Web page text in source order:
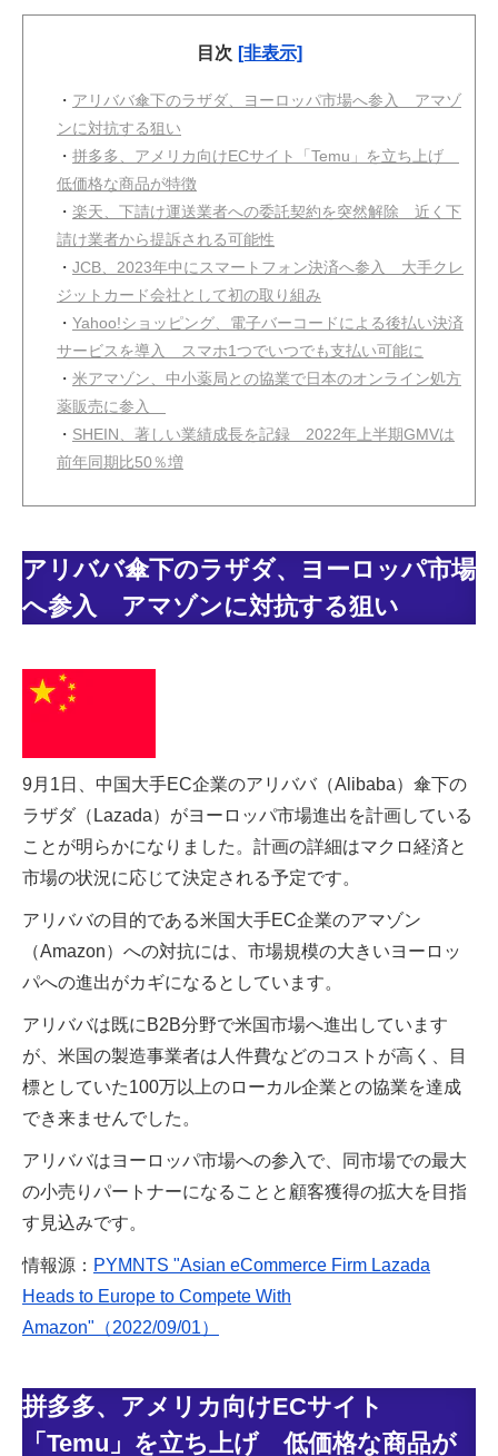
目次 [非表示]
・ アリババ傘下のラザダ、ヨーロッパ市場へ参入 アマゾ
ンに対抗する狙い
・ 拼多多、アメリカ向けECサイト「Temu」を立ち上げ
低価格な商品が特徴
・ 楽天、下請け運送業者への委託契約を突然解除 近く下
請け業者から提訴される可能性
・ JCB、2023年中にスマートフォン決済へ参入 大手クレ
ジットカード会社として初の取り組み
・ Yahoo!ショッピング、電子バーコードによる後払い決済
サービスを導入 スマホ1つでいつでも支払い可能に
・ 米アマゾン、中小薬局との協業で日本のオンライン処方
薬販売に参入
・ SHEIN、著しい業績成長を記録 2022年上半期GMVは
前年同期比50％増
アリババ傘下のラザダ、ヨーロッパ市場
へ参入 アマゾンに対抗する狙い
9月1日、中国大手EC企業のアリババ（Alibaba）傘下の
ラザダ（Lazada）がヨーロッパ市場進出を計画している
ことが明らかになりました。計画の詳細はマクロ経済と
市場の状況に応じて決定される予定です。
アリババの目的である米国大手EC企業のアマゾン
（Amazon）への対抗には、市場規模の大きいヨーロッ
パへの進出がカギになるとしています。
アリババは既にB2B分野で米国市場へ進出しています
が、米国の製造事業者は人件費などのコストが高く、目
標としていた100万以上のローカル企業との協業を達成
でき来ませんでした。
アリババはヨーロッパ市場への参入で、同市場での最大
の小売りパートナーになることと顧客獲得の拡大を目指
す見込みです。
情報源： PYMNTS "Asian eCommerce Firm Lazada
Heads to Europe to Compete With
Amazon"（2022/09/01）
拼多多、アメリカ向けECサイト
「Temu」を立ち上げ 低価格な商品が